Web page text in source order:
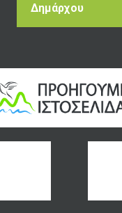
Δημάρχου